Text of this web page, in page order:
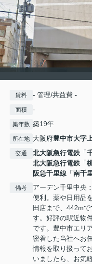
賃料 - 管理/共益費 -
面積 -
築年数 築19年
所在地 大阪府豊中市大字
交通 北大阪急行電鉄 「
北大阪急行電鉄 「
阪急千里線 「南千
備考
アーデン千里中央
便利。薬や日用品
田店まで、442m
す。好評の駅近物
です。豊中市エリ
密着した当社へお
情報を取り扱って
いましたら、お気